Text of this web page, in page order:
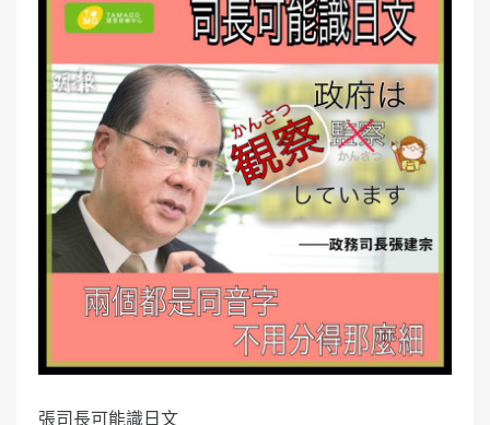
t
e
d
o
n
張司長可能識日文